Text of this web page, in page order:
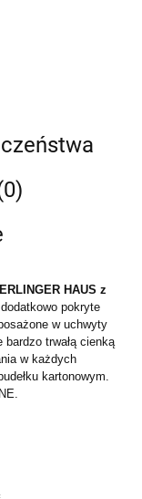
HAUS z
pokryte
w uchwyty
trwałą cienką
w każdych
kartonowym.